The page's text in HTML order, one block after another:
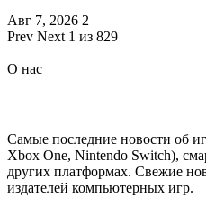
Авг 7, 2026 2
Prev Next 1 из 829
О нас
Самые последние новости об
Xbox One, Nintendo Switch),
других платформах. Свежие
издателей компьютерных игр.